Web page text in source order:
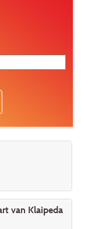
van Klaipeda